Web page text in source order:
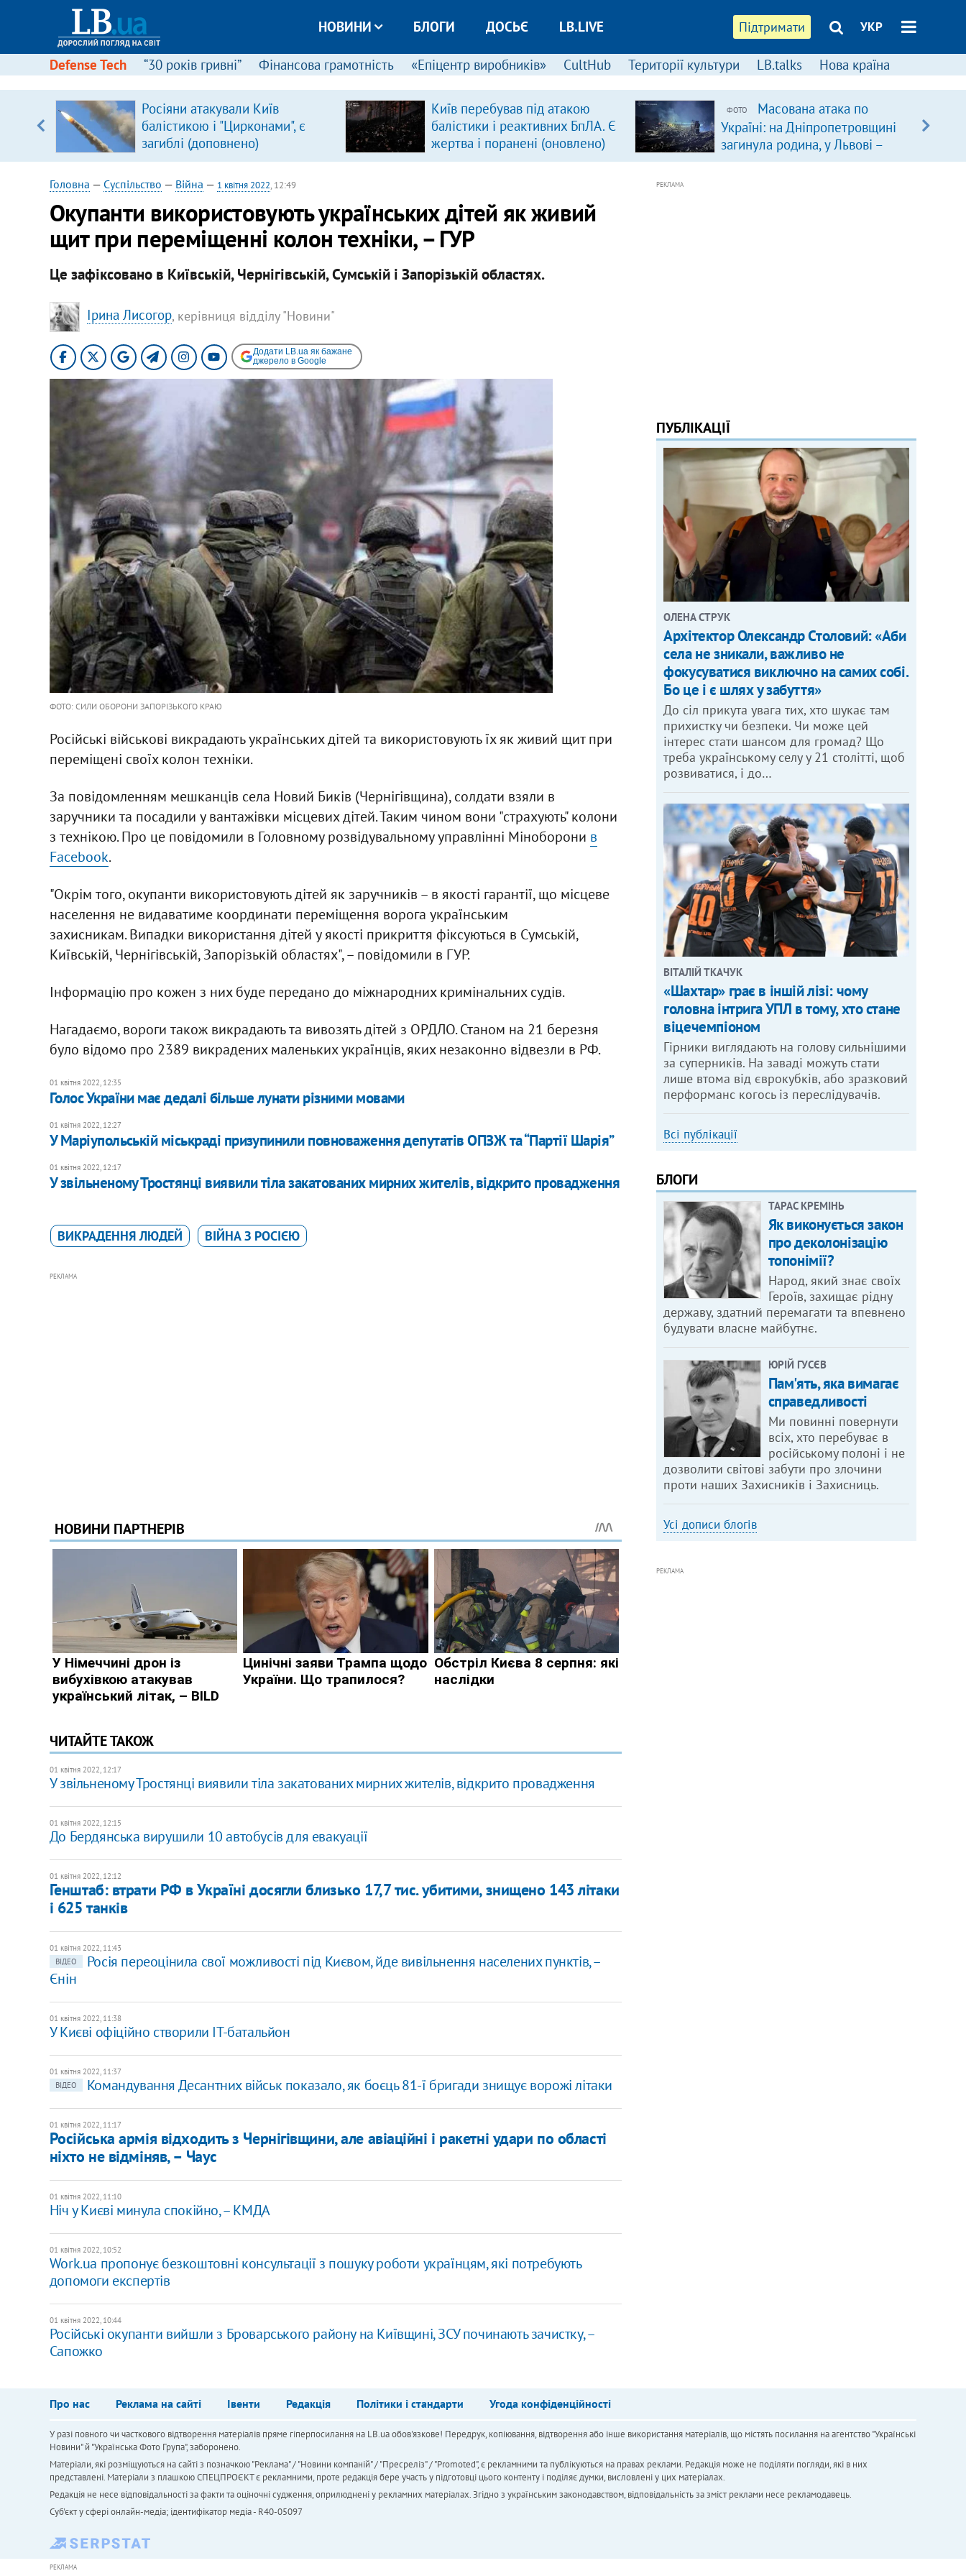
Підтримати УКР
НОВИНИ БЛОГИ ДОСЬЄ LB.LIVE
Defense Tech “30 років гривні” Фінансова грамотність «Епіцентр виробників» CultHub Території культури LB.talks Нова країна
Росіяни атакували Київ
балістикою і "Цирконами", є
загиблі (доповнено)
Київ перебував під атакою
балістики і реактивних БпЛА. Є
жертва і поранені (оновлено)
ФОТО
Масована атака по
Україні: на Дніпропетровщині
загинула родина, у Львові –
удар по багатоповерхівках
Головна — Суспільство — Війна — 1 квітня 2022, 12:49
Окупанти використовують українських дітей як живий
щит при переміщенні колон техніки, – ГУР
Це зафіксовано в Київській, Чернігівській, Сумській і Запорізькій областях.
Ірина Лисогор, керівниця відділу "Новини"
Додати LB.ua як бажане
джерело в Google
ФОТО: СИЛИ ОБОРОНИ ЗАПОРІЗЬКОГО КРАЮ
Російські військові викрадають українських дітей та використовують їх як живий щит при
переміщені своїх колон техніки.
За повідомленням мешканців села Новий Биків (Чернігівщина), солдати взяли в
заручники та посадили у вантажівки місцевих дітей. Таким чином вони "страхують" колони
з технікою. Про це повідомили в Головному розвідувальному управлінні Міноборони в
Facebook.
"Окрім того, окупанти використовують дітей як заручників – в якості гарантії, що місцеве
населення не видаватиме координати переміщення ворога українським
захисникам. Випадки використання дітей у якості прикриття фіксуються в Сумській,
Київській, Чернігівській, Запорізькій областях", – повідомили в ГУР.
Інформацію про кожен з них буде передано до міжнародних кримінальних судів.
Нагадаємо, вороги також викрадають та вивозять дітей з ОРДЛО. Станом на 21 березня
було відомо про 2389 викрадених маленьких українців, яких незаконно відвезли в РФ.
01 квітня 2022, 12:35
Голос України має дедалі більше лунати різними мовами
01 квітня 2022, 12:27
У Маріупольській міськраді призупинили повноваження депутатів ОПЗЖ та “Партії Шарія”
01 квітня 2022, 12:17
У звільненому Тростянці виявили тіла закатованих мирних жителів, відкрито провадження
ВИКРАДЕННЯ ЛЮДЕЙ ВІЙНА З РОСІЄЮ
РЕКЛАМА
ЧИТАЙТЕ ТАКОЖ
01 квітня 2022, 12:17
У звільненому Тростянці виявили тіла закатованих мирних жителів, відкрито провадження
01 квітня 2022, 12:15
До Бердянська вирушили 10 автобусів для евакуації
01 квітня 2022, 12:12
Генштаб: втрати РФ в Україні досягли близько 17,7 тис. убитими, знищено 143 літаки
і 625 танків
01 квітня 2022, 11:43
ВІДЕО
Росія переоцінила свої можливості під Києвом, йде вивільнення населених пунктів, –
Єнін
01 квітня 2022, 11:38
У Києві офіційно створили IT-батальйон
01 квітня 2022, 11:37
ВІДЕО
Командування Десантних військ показало, як боєць 81-ї бригади знищує ворожі літаки
01 квітня 2022, 11:17
Російська армія відходить з Чернігівщини, але авіаційні і ракетні удари по області
ніхто не відміняв, – Чаус
01 квітня 2022, 11:10
Ніч у Києві минула спокійно, – КМДА
01 квітня 2022, 10:52
Work.ua пропонує безкоштовні консультації з пошуку роботи українцям, які потребують
допомоги експертів
01 квітня 2022, 10:44
Російські окупанти вийшли з Броварського району на Київщині, ЗСУ починають зачистку, –
Сапожко
РЕКЛАМА
ПУБЛІКАЦІЇ
ОЛЕНА СТРУК
Архітектор Олександр Столовий: «Аби
села не зникали, важливо не
фокусуватися виключно на самих собі.
Бо це і є шлях у забуття»
До сіл прикута увага тих, хто шукає там
прихистку чи безпеки. Чи може цей
інтерес стати шансом для громад? Що
треба українському селу у 21 столітті, щоб
розвиватися, і до…
ВІТАЛІЙ ТКАЧУК
«Шахтар» грає в іншій лізі: чому
головна інтрига УПЛ в тому, хто стане
віцечемпіоном
Гірники виглядають на голову сильнішими
за суперників. На заваді можуть стати
лише втома від єврокубків, або зразковий
перформанс когось із переслідувачів.
Всі публікації
БЛОГИ
ТАРАС КРЕМІНЬ
Як виконується закон
про деколонізацію
топонімії?
Народ, який знає своїх
Героїв, захищає рідну
державу, здатний перемагати та впевнено
будувати власне майбутнє.
ЮРІЙ ГУСЄВ
Пам'ять, яка вимагає
справедливості
Ми повинні повернути
всіх, хто перебуває в
російському полоні і не
дозволити світові забути про злочини
проти наших Захисників і Захисниць.
Усі дописи блогів
РЕКЛАМА
Про нас Реклама на сайті Івенти Редакція Політики і стандарти Угода конфіденційності
У разі повного чи часткового відтворення матеріалів пряме гіперпосилання на LB.ua обов'язкове! Передрук, копіювання, відтворення або інше використання матеріалів, що містять посилання на агентство "Українськi
Новини" й "Українська Фото Група", заборонено.
Матеріали, які розміщуються на сайті з позначкою "Реклама" / "Новини компаній" / "Пресреліз" / "Promoted", є рекламними та публікуються на правах реклами. Редакція може не поділяти погляди, які в них
представлені. Матеріали з плашкою СПЕЦПРОЄКТ є рекламними, проте редакція бере участь у підготовці цього контенту і поділяє думки, висловлені у цих матеріалах.
Редакція не несе відповідальності за факти та оціночні судження, оприлюднені у рекламних матеріалах. Згідно з українським законодавством, відповідальність за зміст реклами несе рекламодавець.
Cуб'єкт у сфері онлайн-медіа; ідентифікатор медіа - R40-05097
РЕКЛАМА